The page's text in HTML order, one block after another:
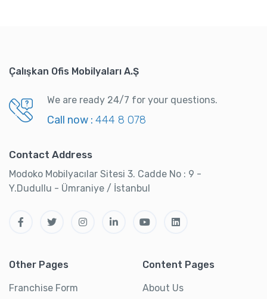
Çalışkan Ofis Mobilyaları A.Ş
We are ready 24/7 for your questions.
Call now : 444 8 078
Contact Address
Modoko Mobilyacılar Sitesi 3. Cadde No : 9 -
Y.Dudullu - Ümraniye / İstanbul
Other Pages
Franchise Form
Content Pages
About Us